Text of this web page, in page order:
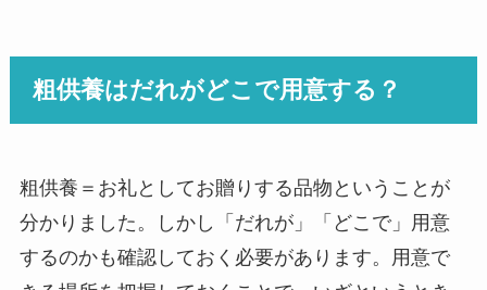
粗供養はだれがどこで用意する？
粗供養＝お礼としてお贈りする品物ということが
分かりました。しかし「だれが」「どこで」用意
するのかも確認しておく必要があります。用意で